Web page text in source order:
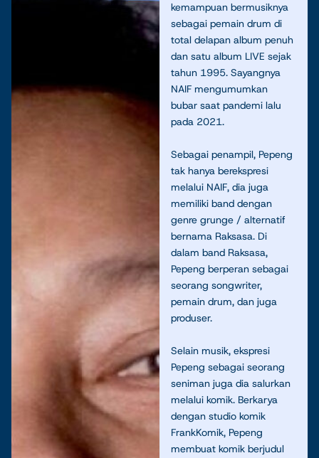
kemampuan bermusiknya
sebagai pemain drum di
total delapan album penuh
dan satu album LIVE sejak
tahun 1995. Sayangnya
NAIF mengumumkan
bubar saat pandemi lalu
pada 2021.
Sebagai penampil, Pepeng
tak hanya berekspresi
melalui NAIF, dia juga
memiliki band dengan
genre grunge / alternatif
bernama Raksasa. Di
dalam band Raksasa,
Pepeng berperan sebagai
seorang songwriter,
pemain drum, dan juga
produser.
Selain musik, ekspresi
Pepeng sebagai seorang
seniman juga dia salurkan
melalui komik. Berkarya
dengan studio komik
FrankKomik, Pepeng
membuat komik berjudul